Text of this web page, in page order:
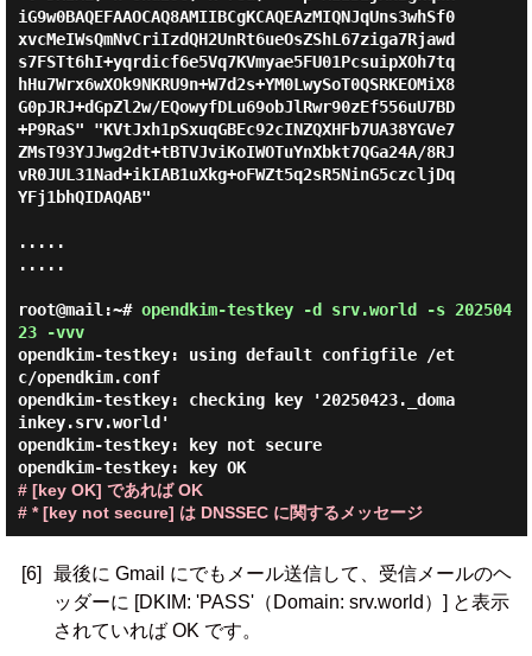
iG9w0BAQEFAAOCAQ8AMIIBCgKCAQEAzMIQNJqUns3whSf0
xvcMeIWsQmNvCriIzdQH2UnRt6ueOsZShL67ziga7Rjawd
s7FSTt6hI+yqrdicf6e5Vq7KVmyae5FU01PcsuipXOh7tq
hHu7Wrx6wXOk9NKRU9n+W7d2s+YM0LwySoT0QSRKEOMiX8
G0pJRJ+dGpZl2w/EQowyfDLu69obJlRwr90zEf556uU7BD
+P9RaS" "KVtJxh1pSxuqGBEc92cINZQXHFb7UA38YGVe7
ZMsT93YJJwg2dt+tBTVJviKoIWOTuYnXbkt7QGa24A/8RJ
vR0JUL31Nad+ikIAB1uXkg+oFWZt5q2sR5NinG5czcljDq
YFj1bhQIDAQAB"
.....
.....
root@mail:~# opendkim-testkey -d srv.world -s 202504
23 -vvv
opendkim-testkey: using default configfile /et
c/opendkim.conf
opendkim-testkey: checking key '20250423._doma
inkey.srv.world'
opendkim-testkey: key not secure
opendkim-testkey: key OK
# [key OK] であれば OK
# * [key not secure] は DNSSEC に関するメッセージ
[6]
最後に Gmail にでもメール送信して、受信メールのヘ
ッダーに [DKIM: 'PASS'（Domain: srv.world）] と表示
されていれば OK です。